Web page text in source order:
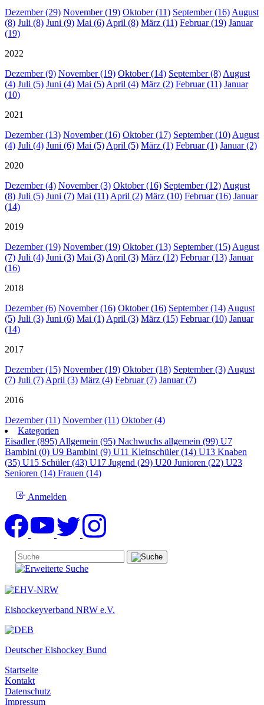
Dezember (29) November (19) Oktober (11) September (16) August
(8) Juli (8) Juni (9) Mai (6) April (8) März (11) Februar (19) Januar
(19)
2022
Dezember (9) November (19) Oktober (14) September (8) August
(4) Juli (5) Juni (4) Mai (5) April (4) März (2) Februar (11) Januar
(10)
2021
Dezember (13) November (16) Oktober (17) September (10) August
(4) Juli (4) Juni (6) Mai (5) April (5) März (1) Februar (1) Januar (2)
2020
Dezember (4) November (3) Oktober (16) September (12) August
(8) Juli (5) Juni (7) Mai (11) April (2) März (10) Februar (16) Januar
(14)
2019
Dezember (19) November (19) Oktober (13) September (15) August
(7) Juli (4) Juni (3) Mai (3) April (3) März (12) Februar (13) Januar
(16)
2018
Dezember (6) November (16) Oktober (16) September (14) August
(5) Juli (3) Juni (6) Mai (1) April (3) März (15) Februar (10) Januar
(14)
2017
Dezember (15) November (19) Oktober (18) September (3) August
(7) Juli (7) April (3) März (4) Februar (7) Januar (7)
2016
Dezember (11) November (11) Oktober (4)
Kategorien
Eisadler (895) Allgemein (95) Nachwuchs allgemein (99) U7
Bambini (0) U9 Bambini (9) U11 Kleinschüler (14) U13 Knaben
(35) U15 Schüler (43) U17 Jugend (29) U20 Junioren (22) U23
Senioren (14) Frauen (14)
Anmelden
Eishockeyverband NRW e.V.
Deutscher Eishockey Bund
Startseite
Kontakt
Datenschutz
Impressum